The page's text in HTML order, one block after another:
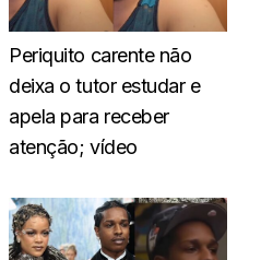
Periquito carente não
deixa o tutor estudar e
apela para receber
atenção; vídeo